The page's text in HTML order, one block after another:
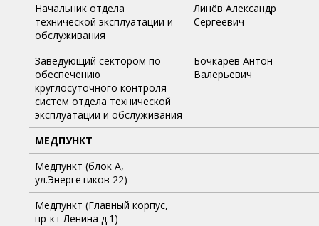
Начальник отдела
технической эксплуатации и
обслуживания
Линёв Александр
Сергеевич
Заведующий сектором по
обеспечению
круглосуточного контроля
систем отдела технической
эксплуатации и обслуживания
Бочкарёв Антон
Валерьевич
МЕДПУНКТ
Медпункт (блок А,
ул.Энергетиков 22)
Медпункт (Главный корпус,
пр-кт Ленина д.1)